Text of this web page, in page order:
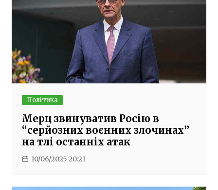
Політика
Мерц звинуватив Росію в
“серйозних воєнних злочинах”
на тлі останніх атак
10/06/2025 20:21